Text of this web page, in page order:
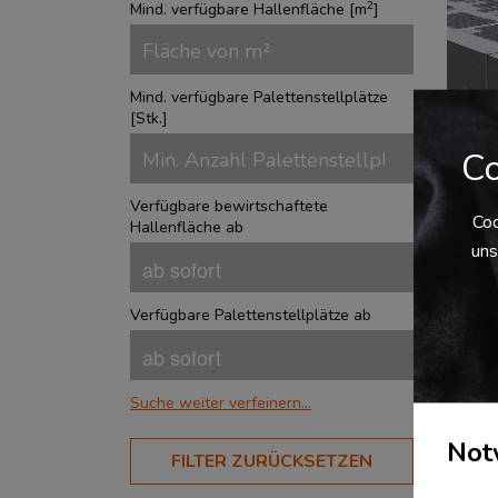
Mind. verfügbare Hallenfläche [m2]
Mind. verfügbare Palettenstellplätze
[Stk.]
Verfügbare bewirtschaftete
Hallenfläche ab
Verfügbare Palettenstellplätze ab
Suche weiter verfeinern...
BRANCHEN
Aerospace ?
FILTER ZURÜCKSETZEN
▪
▪